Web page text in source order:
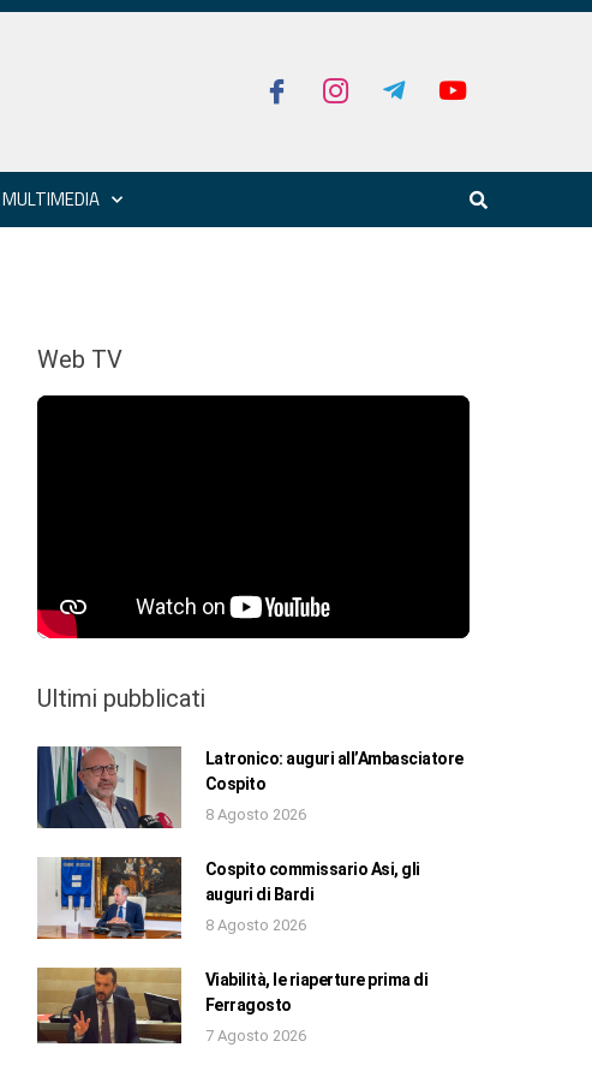
MULTIMEDIA
Web TV
Ultimi pubblicati
Latronico: auguri all’Ambasciatore
Cospito
8 Agosto 2026
Cospito commissario Asi, gli
auguri di Bardi
8 Agosto 2026
Viabilità, le riaperture prima di
Ferragosto
7 Agosto 2026